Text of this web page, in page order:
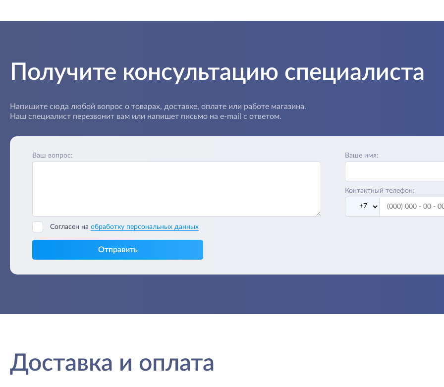
Получите консультацию специалиста
Напишите сюда любой вопрос о товарах, доставке, оплате или работе магазина.
Наш специалист перезвонит вам или напишет письмо на e-mail с ответом.
Ваш вопрос: Ваше имя:
Контактный телефон:
Согласен на обработку персональных данных
Отправить
Доставка и оплата